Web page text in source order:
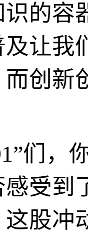
的容
让我
创新
们，
受到
股冲